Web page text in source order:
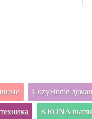
CozyHome
KRONA